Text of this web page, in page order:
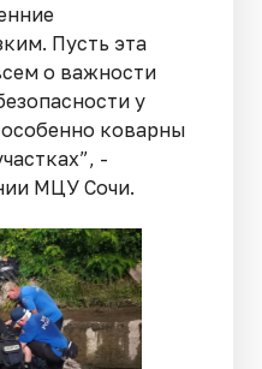
Пусть эта
о важности
у
коварны
-
МЦУ Сочи.